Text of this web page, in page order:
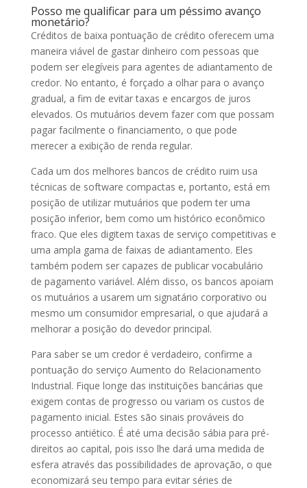
Posso me qualificar para um péssimo avanço
monetário?
Créditos de baixa pontuação de crédito oferecem uma
maneira viável de gastar dinheiro com pessoas que
podem ser elegíveis para agentes de adiantamento de
credor. No entanto, é forçado a olhar para o avanço
gradual, a fim de evitar taxas e encargos de juros
elevados. Os mutuários devem fazer com que possam
pagar facilmente o financiamento, o que pode
merecer a exibição de renda regular.
Cada um dos melhores bancos de crédito ruim usa
técnicas de software compactas e, portanto, está em
posição de utilizar mutuários que podem ter uma
posição inferior, bem como um histórico econômico
fraco. Que eles digitem taxas de serviço competitivas e
uma ampla gama de faixas de adiantamento. Eles
também podem ser capazes de publicar vocabulário
de pagamento variável. Além disso, os bancos apoiam
os mutuários a usarem um signatário corporativo ou
mesmo um consumidor empresarial, o que ajudará a
melhorar a posição do devedor principal.
Para saber se um credor é verdadeiro, confirme a
pontuação do serviço Aumento do Relacionamento
Industrial. Fique longe das instituições bancárias que
exigem contas de progresso ou variam os custos de
pagamento inicial. Estes são sinais prováveis ​​do
processo antiético. É até uma decisão sábia para pré-
direitos ao capital, pois isso lhe dará uma medida de
esfera através das possibilidades de aprovação, o que
economizará seu tempo para evitar séries de